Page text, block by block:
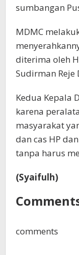
sumbangan
MDMC
diterima oleh
Sudirman Reje
Kedua Kepala
karena
masyarakat
dan cas HP
tanpa harus
(Syaifulh)
comments